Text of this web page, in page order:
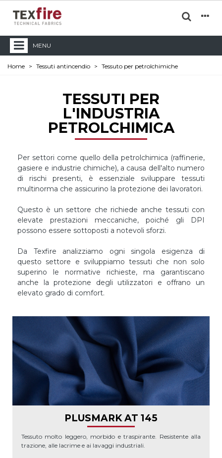
MENU
Home > Tessuti antincendio > Tessuto per petrolchimiche
TESSUTI PER
L'INDUSTRIA
PETROLCHIMICA
Per settori come quello della petrolchimica (raffinerie,
gasiere e industrie chimiche), a causa dell'alto numero
di rischi presenti, è essenziale sviluppare tessuti
multinorma che assicurino la protezione dei lavoratori.
Questo è un settore che richiede anche tessuti con
elevate prestazioni meccaniche, poiché gli DPI
possono essere sottoposti a notevoli sforzi.
Da Texfire analizziamo ogni singola esigenza di
questo settore e sviluppiamo tessuti che non solo
superino le normative richieste, ma garantiscano
anche la protezione degli utilizzatori e offrano un
elevato grado di comfort.
PLUSMARK AT 145
Tessuto molto leggero, morbido e traspirante. Resistente alla
trazione, alle lacrime e ai lavaggi industriali.